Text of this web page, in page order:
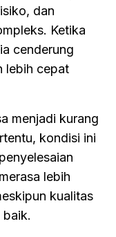
dan
Ketika
cenderung
lebih cepat
menjadi kurang
kondisi ini
lebih
kualitas
baik.